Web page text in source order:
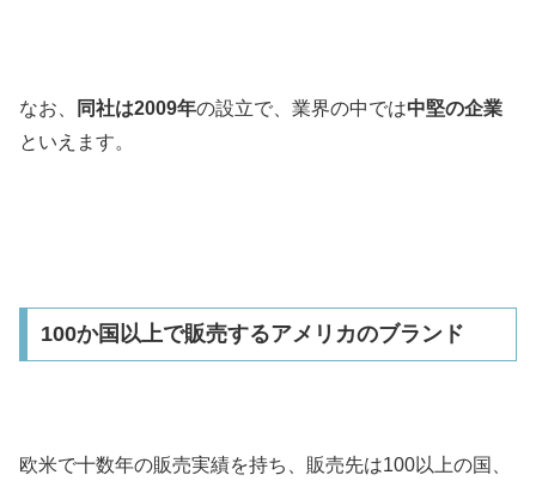
なお、 同社は2009年の設立で、業界の中では中堅の企業
といえます。
100か国以上で販売するアメリカのブランド
欧米で十数年の販売実績を持ち、販売先は100以上の国、